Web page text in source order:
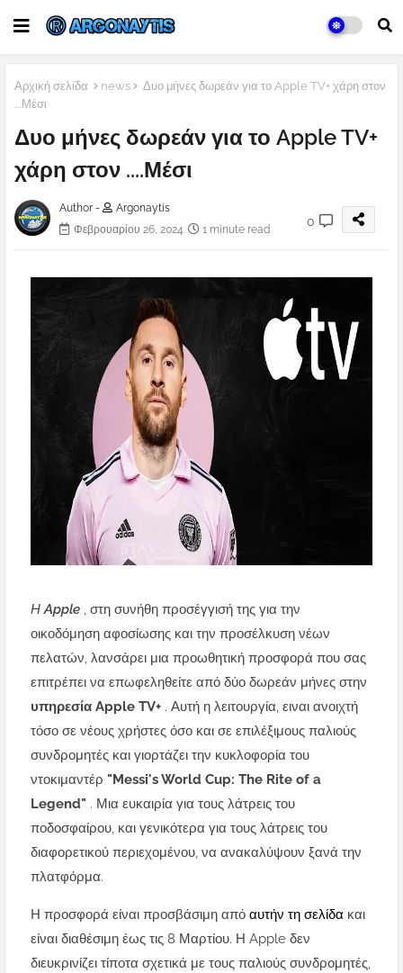
Αρχική σελίδα news
Δυο μήνες δωρεάν για το Apple TV+ χάρη στον
....Μέσι
Δυο μήνες δωρεάν για το Apple TV+
χάρη στον ....Μέσι
Author -
Argonaytis
Φεβρουαρίου 26, 2024
1 minute read
0
Η Apple , στη συνήθη προσέγγισή της για την
οικοδόμηση αφοσίωσης και την προσέλκυση νέων
πελατών, λανσάρει μια προωθητική προσφορά που σας
επιτρέπει να επωφεληθείτε από δύο δωρεάν μήνες στην
υπηρεσία Apple TV+ . Αυτή η λειτουργία, ειναι ανοιχτή
τόσο σε νέους χρήστες όσο και σε επιλέξιμους παλιούς
συνδρομητές και γιορτάζει την κυκλοφορία του
ντοκιμαντέρ "Messi's World Cup: The Rite of a
Legend" . Μια ευκαιρία για τους λάτρεις του
ποδοσφαίρου, και γενικότερα για τους λάτρεις του
διαφορετικού περιεχομένου, να ανακαλύψουν ξανά την
πλατφόρμα.
Η προσφορά είναι προσβάσιμη από αυτήν τη σελίδα και
είναι διαθέσιμη έως τις 8 Μαρτίου. Η Apple δεν
διευκρινίζει τίποτα σχετικά με τους παλιούς συνδρομητές,